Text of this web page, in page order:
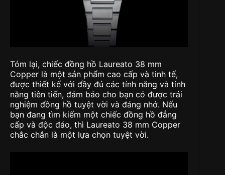
Tóm lại, chiếc đồng hồ Laureato 38 mm
Copper là một sản phẩm cao cấp và tinh tế,
được thiết kế với đầy đủ các tính năng và tính
năng tiên tiến, đảm bảo cho bạn có được trải
nghiệm đồng hồ tuyệt vời và đáng nhớ. Nếu
bạn đang tìm kiếm một chiếc đồng hồ đẳng
cấp và độc đáo, thì Laureato 38 mm Copper
chắc chắn là một lựa chọn tuyệt vời.